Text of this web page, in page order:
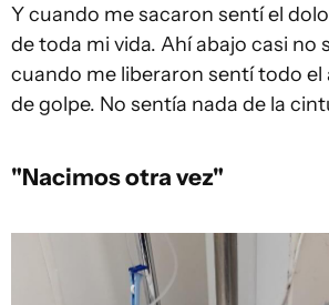
Y cuando me sacaron sentí el
de toda mi vida. Ahí abajo casi no
cuando me liberaron sentí todo
de golpe. No sentía nada de la
"Nacimos otra vez"